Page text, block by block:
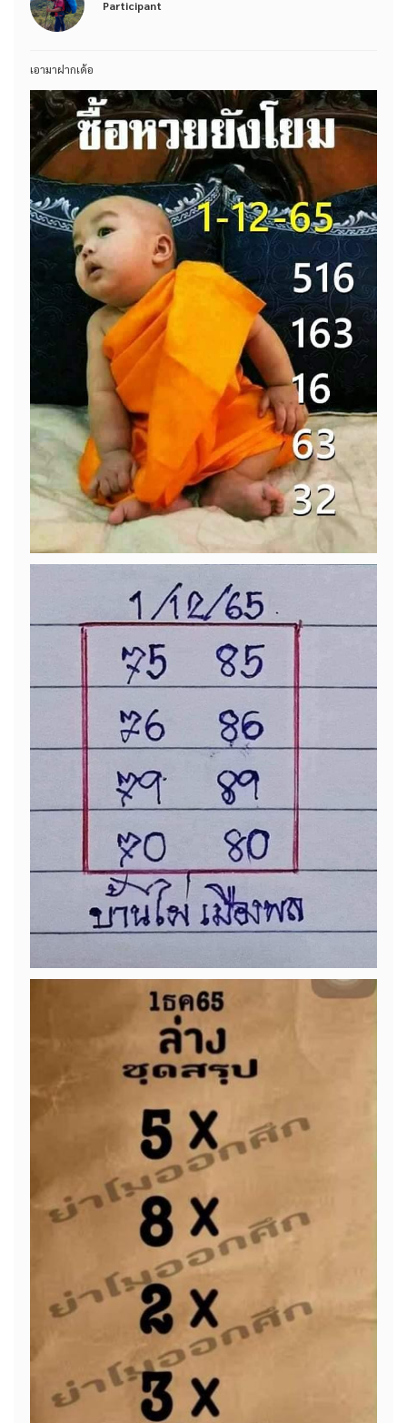
Participant
เอามาฝากเด้อ